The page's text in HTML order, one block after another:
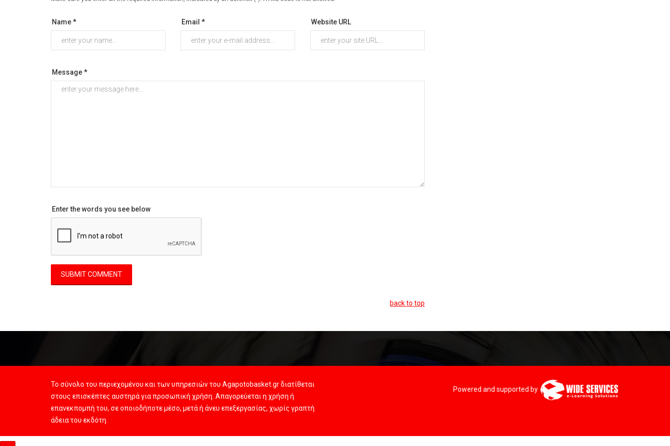
Name * Email * Website URL
Message *
Enter the words you see below
back to top
Το σύνολο του περιεχομένου και των υπηρεσιών του Agapotobasket.gr διατίθεται
στους επισκέπτες αυστηρά για προσωπική χρήση. Απαγορεύεται η χρήση ή
επανεκπομπή του, σε οποιοδήποτε μέσο, μετά ή άνευ επεξεργασίας, χωρίς γραπτή
άδεια του εκδότη.
Powered and supported by